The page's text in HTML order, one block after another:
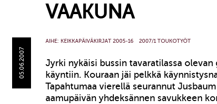
VAAKUNA
05.06.2007
AIHE: KEIKKAPÄIVÄKIRJAT 2005-16 2007/1 TOUKOTYÖT
Jyrki nykäisi bussin tavaratilassa
käyntiin. Kouraan jäi pelkkä
Tapahtumaa vierellä seurannut
aamupäivän yhdeksännen savukkeen